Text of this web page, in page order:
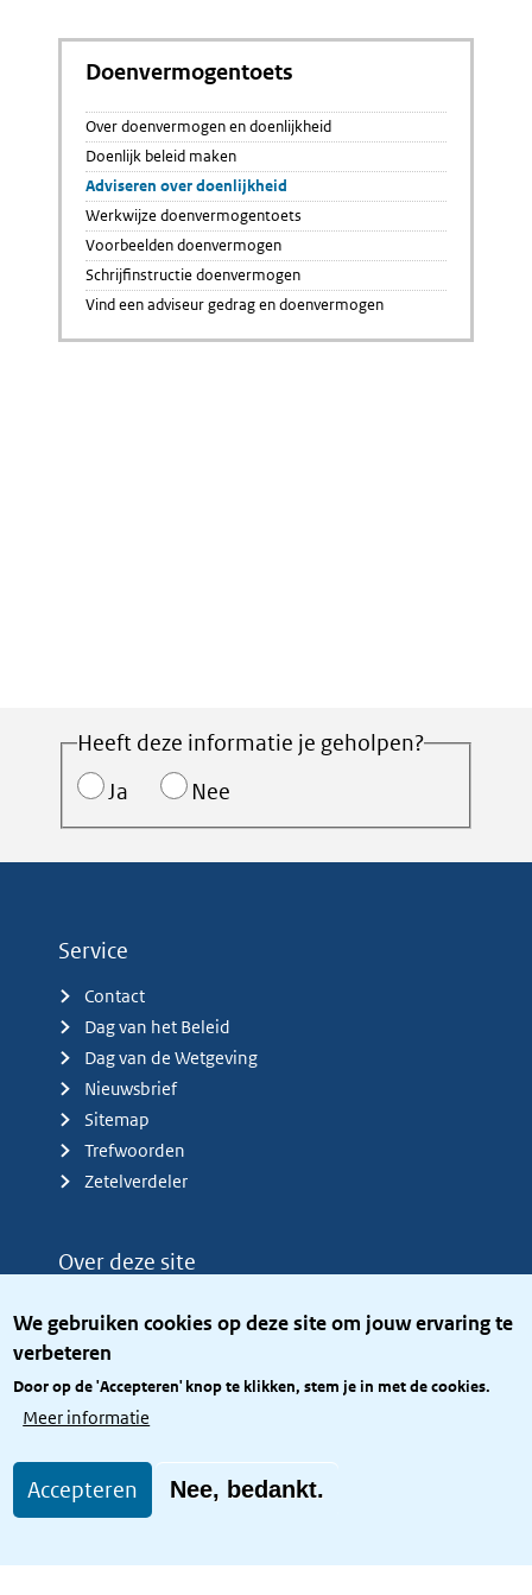
We gebruiken cookies op deze site om jouw ervaring te
verbeteren
Door op de 'Accepteren' knop te klikken, stem je in met de cookies.
Meer informatie
Accepteren Nee, bedankt.
Doenvermogentoets
Over doenvermogen en doenlijkheid
Doenlijk beleid maken
Adviseren over doenlijkheid
Werkwijze doenvermogentoets
Voorbeelden doenvermogen
Schrijfinstructie doenvermogen
Vind een adviseur gedrag en doenvermogen
Heeft deze informatie je geholpen?
Ja
Nee
Service
Contact
Dag van het Beleid
Dag van de Wetgeving
Nieuwsbrief
Sitemap
Trefwoorden
Zetelverdeler
Over deze site
Privacy
Toegang site openbaar
Toegankelijkheid